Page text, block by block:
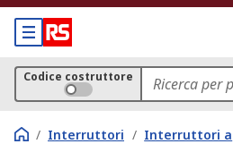
Codice costruttore
/ Interruttori / Interruttori a